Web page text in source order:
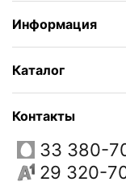
Информация
Каталог
Контакты
33 380-
29 320-